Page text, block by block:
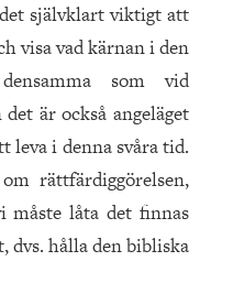
självklart viktigt att
visa vad kärnan i den
som vid
är också angeläget
leva i denna svåra tid.
rättfärdiggörelsen,
måste låta det finnas
dvs. hålla den bibliska